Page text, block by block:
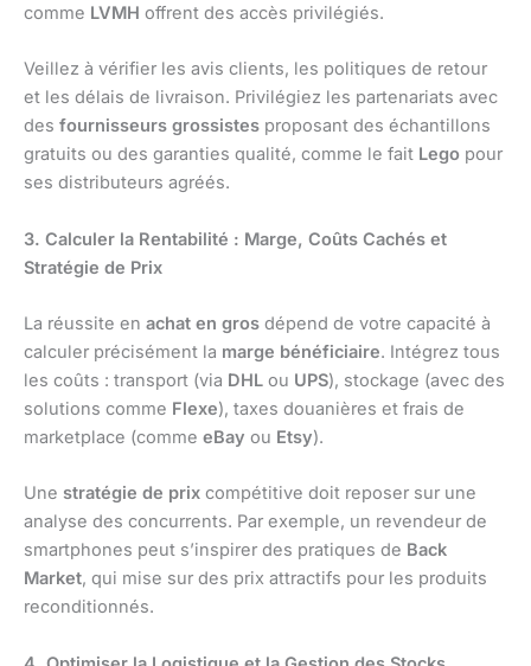
comme LVMH offrent des accès privilégiés.
Veillez à vérifier les avis clients, les politiques de retour
et les délais de livraison. Privilégiez les partenariats avec
des fournisseurs grossistes proposant des échantillons
gratuits ou des garanties qualité, comme le fait Lego pour
ses distributeurs agréés.
3. Calculer la Rentabilité : Marge, Coûts Cachés et
Stratégie de Prix
La réussite en achat en gros dépend de votre capacité à
calculer précisément la marge bénéficiaire. Intégrez tous
les coûts : transport (via DHL ou UPS), stockage (avec des
solutions comme Flexe), taxes douanières et frais de
marketplace (comme eBay ou Etsy).
Une stratégie de prix compétitive doit reposer sur une
analyse des concurrents. Par exemple, un revendeur de
smartphones peut s’inspirer des pratiques de Back
Market, qui mise sur des prix attractifs pour les produits
reconditionnés.